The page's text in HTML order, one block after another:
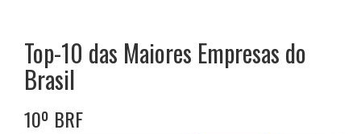
Top-10 das Maiores Empresas do
Brasil
10º BRF